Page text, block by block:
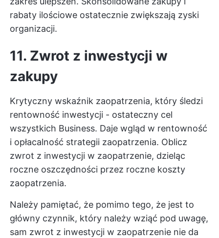
rabaty ilościowe ostatecznie zwiększają zyski
organizacji.
11. Zwrot z inwestycji w
zakupy
Krytyczny wskaźnik zaopatrzenia, który śledzi
rentowność inwestycji - ostateczny cel
wszystkich Business. Daje wgląd w rentowność
i opłacalność strategii zaopatrzenia. Oblicz
zwrot z inwestycji w zaopatrzenie, dzieląc
roczne oszczędności przez roczne koszty
zaopatrzenia.
Należy pamiętać, że pomimo tego, że jest to
główny czynnik, który należy wziąć pod uwagę,
sam zwrot z inwestycji w zaopatrzenie nie da